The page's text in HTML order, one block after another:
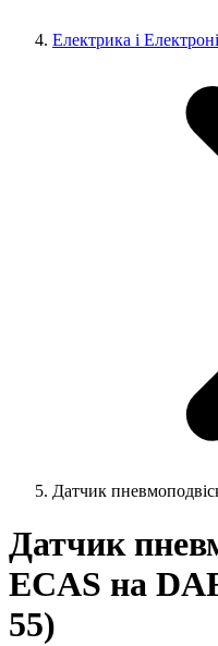
Електрика і
Датчик
Датчик
ECAS на
55)